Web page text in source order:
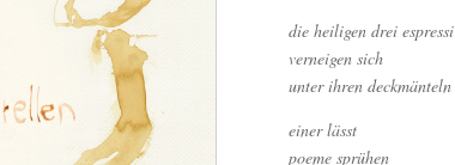
die heiligen drei espressi
verneigen sich
unter ihren deckmänteln
einer lässt
poeme sprühen